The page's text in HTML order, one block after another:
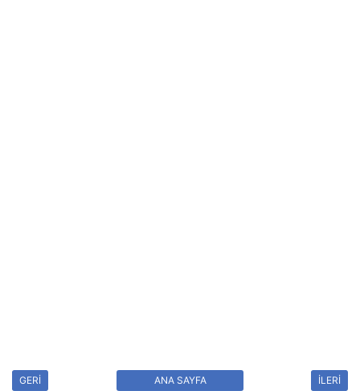
GERİ İLERİ
ANA SAYFA